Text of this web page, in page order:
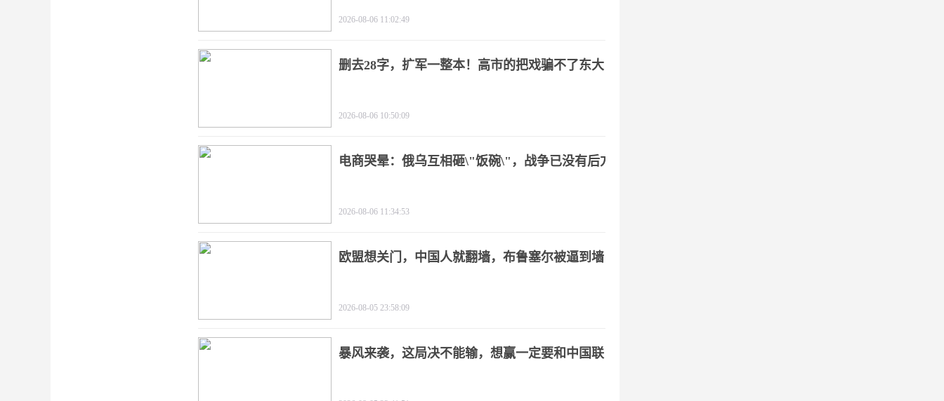
2026-08-06 11:02:49
删去28字，扩军一整本！高市的把戏骗不了东大
2026-08-06 10:50:09
电商哭晕：俄乌互相砸\"饭碗\"，战争已没有后方
2026-08-06 11:34:53
欧盟想关门，中国人就翻墙，布鲁塞尔被逼到墙
2026-08-05 23:58:09
暴风来袭，这局决不能输，想赢一定要和中国联